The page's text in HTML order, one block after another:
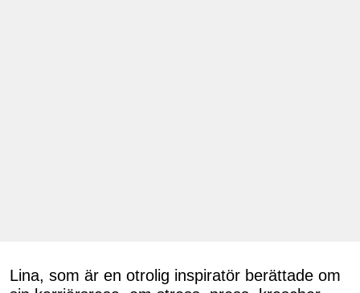
Lina, som är en otrolig inspiratör berättade om